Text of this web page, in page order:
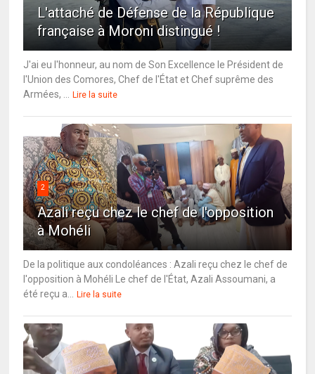
L'attaché de Défense de la République
française à Moroni distingué !
J'ai eu l'honneur, au nom de Son Excellence le Président de
l'Union des Comores, Chef de l'État et Chef suprême des
Armées, ... Lire la suite
2
Azali reçu chez le chef de l'opposition
à Mohéli
De la politique aux condoléances : Azali reçu chez le chef de
l'opposition à Mohéli Le chef de l'État, Azali Assoumani, a
été reçu a... Lire la suite